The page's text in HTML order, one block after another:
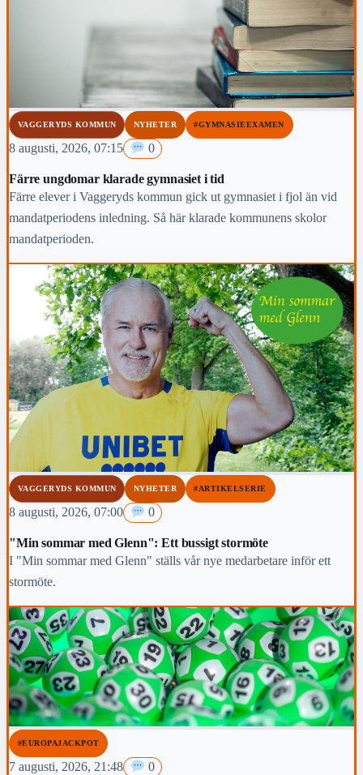
VAGGERYDS KOMMUN NYHETER #GYMNASIEEXAMEN
8 augusti, 2026, 07:15 0
Färre ungdomar klarade gymnasiet i tid
Färre elever i Vaggeryds kommun gick ut gymnasiet i fjol än vid
mandatperiodens inledning. Så här klarade kommunens skolor
mandatperioden.
VAGGERYDS KOMMUN NYHETER #ARTIKELSERIE
8 augusti, 2026, 07:00 0
"Min sommar med Glenn": Ett bussigt stormöte
I "Min sommar med Glenn" ställs vår nye medarbetare inför ett
stormöte.
#EUROPAJACKPOT
7 augusti, 2026, 21:48 0